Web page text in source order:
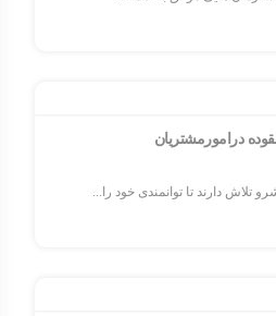
درامورمشتریان
دارند تا توانمندی خود را...